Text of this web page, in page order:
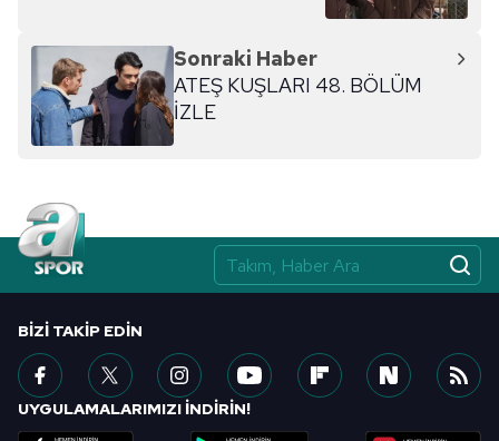
Sonraki Haber
ATEŞ KUŞLARI 48. BÖLÜM
İZLE
BIZI TAKIP EDIN
UYGULAMALARIMIZI İNDİRİN!